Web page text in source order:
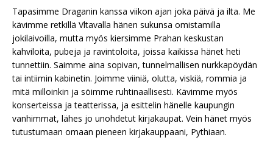
Tapasimme Draganin kanssa viikon ajan joka päivä ja ilta. Me
kävimme retkillä Vltavalla hänen sukunsa omistamilla
jokilaivoilla, mutta myös kiersimme Prahan keskustan
kahviloita, pubeja ja ravintoloita, joissa kaikissa hänet heti
tunnettiin. Saimme aina sopivan, tunnelmallisen nurkkapöydän
tai intiimin kabinetin. Joimme viiniä, olutta, viskiä, rommia ja
mitä milloinkin ja söimme ruhtinaallisesti. Kävimme myös
konserteissa ja teatterissa, ja esittelin hänelle kaupungin
vanhimmat, lähes jo unohdetut kirjakaupat. Vein hänet myös
tutustumaan omaan pieneen kirjakauppaani, Pythiaan.